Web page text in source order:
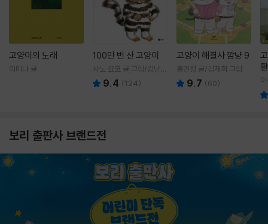
고양이의 노래
이미나 글
100만 번 산 고양이
사노 요코 글,그림/김난주
역 9.4 (124)
고양이 해결사 깜냥 9
홍민정 글/김재희 그림
9.7 (60)
보리 출판사 브랜드전